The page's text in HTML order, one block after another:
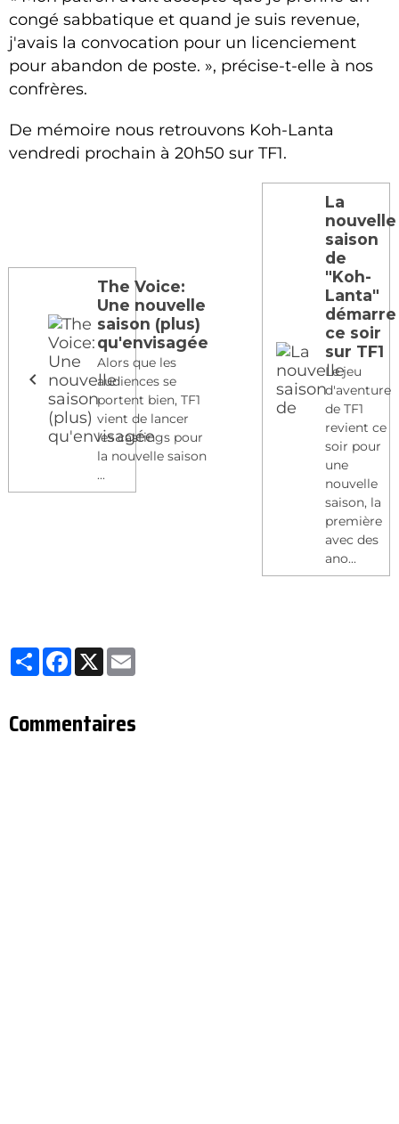
congé sabbatique et quand je suis revenue,
j'avais la convocation pour un licenciement
pour abandon de poste. », précise-t-elle à nos
confrères.
De mémoire nous retrouvons Koh-Lanta
vendredi prochain à 20h50 sur TF1.
The Voice:
Une nouvelle
saison (plus)
qu'envisagée
Alors que les
audiences se
portent bien, TF1
vient de lancer
les castings pour
la nouvelle saison
...
La
nouvelle
saison
de
"Koh-
Lanta"
démarre
ce soir
sur TF1
Le jeu
d'aventure
de TF1
revient ce
soir pour
une
nouvelle
saison, la
première
avec des
ano...
Partager
Facebook
X
Commentaires